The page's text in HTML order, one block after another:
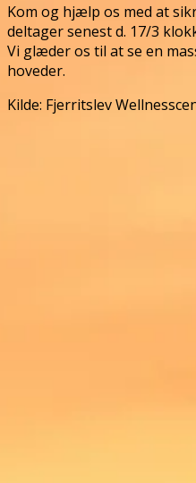
Kom og hjælp os med at
deltager senest d. 17/3
Vi glæder os til at se en
hoveder.
Kilde: Fjerritslev